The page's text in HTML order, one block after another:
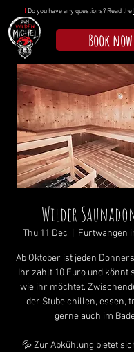
! Do you have any questions? Read the
Book now
Wilder
Thu 11 Dec Furtwangen
Ab Oktober ist jeden
Ihr zahlt 10 Euro und könnt
wie ihr möchtet.
der Stube chillen, essen,
gerne auch im
💦 Zur Abkühlung bietet